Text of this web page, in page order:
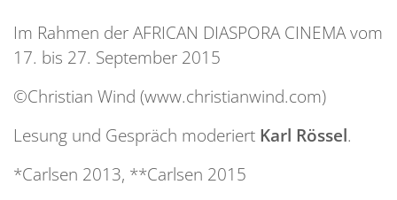
Im Rahmen der AFRICAN DIASPORA CINEMA vom
17. bis 27. September 2015
©Christian Wind (www.christianwind.com)
Lesung und Gespräch moderiert Karl Rössel.
*Carlsen 2013, **Carlsen 2015